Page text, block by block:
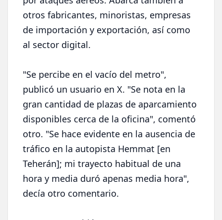
otros fabricantes, minoristas, empresas
de importación y exportación, así como
al sector digital.
"Se percibe en el vacío del metro",
publicó un usuario en X. "Se nota en la
gran cantidad de plazas de aparcamiento
disponibles cerca de la oficina", comentó
otro. "Se hace evidente en la ausencia de
tráfico en la autopista Hemmat [en
Teherán]; mi trayecto habitual de una
hora y media duró apenas media hora",
decía otro comentario.